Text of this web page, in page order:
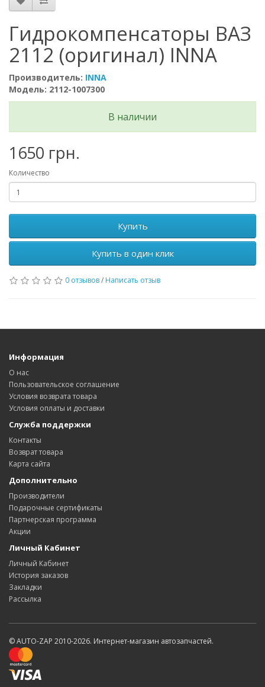
Гидрокомпенсаторы ВАЗ
2112 (оригинал) INNA
Производитель: INNA
Модель: 2112-1007300
В наличии
1650 грн.
Количество
Купить
Купить в один клик
0 отзывов/ Написать отзыв
Информация
О нас
Пользовательское соглашение
Условия возврата товара
Условия оплаты и доставки
Служба поддержки
Контакты
Возврат товара
Карта сайта
Дополнительно
Производители
Подарочные сертификаты
Партнерская программа
Акции
Личный Кабинет
Личный Кабинет
История заказов
Закладки
Рассылка
© AUTO-ZAP 2010-2026. Интернет-магазин автозапчастей.